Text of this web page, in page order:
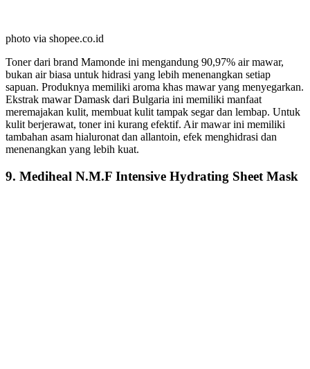
photo via shopee.co.id
Toner dari brand Mamonde ini mengandung 90,97% air mawar,
bukan air biasa untuk hidrasi yang lebih menenangkan setiap
sapuan. Produknya memiliki aroma khas mawar yang menyegarkan.
Ekstrak mawar Damask dari Bulgaria ini memiliki manfaat
meremajakan kulit, membuat kulit tampak segar dan lembap. Untuk
kulit berjerawat, toner ini kurang efektif. Air mawar ini memiliki
tambahan asam hialuronat dan allantoin, efek menghidrasi dan
menenangkan yang lebih kuat.
9. Mediheal N.M.F Intensive Hydrating Sheet Mask